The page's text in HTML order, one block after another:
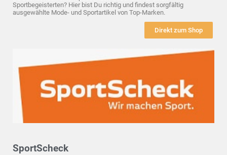
Sportbegeisterten? Hier bist Du richtig und findest sorgfältig
ausgewählte Mode- und Sportartikel von Top-Marken.
Direkt zum Shop
SportScheck